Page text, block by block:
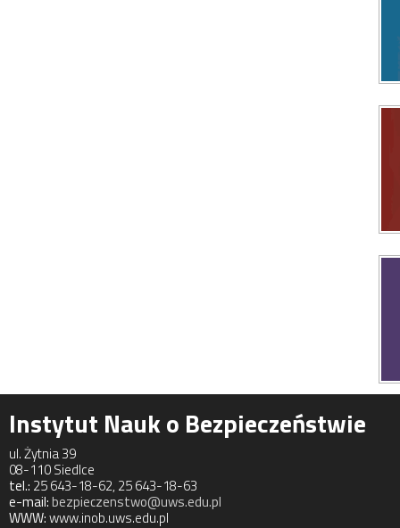
Instytut Nauk o Bezpieczeństwie
ul. Żytnia 39
08-110 Siedlce
tel.: 25 643-18-62, 25 643-18-63
e-mail:bezpieczenstwo@uws.edu.pl
WWW:www.inob.uws.edu.pl